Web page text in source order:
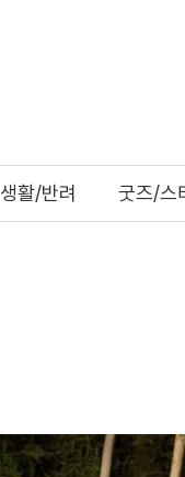
생활/반려 굿즈/스